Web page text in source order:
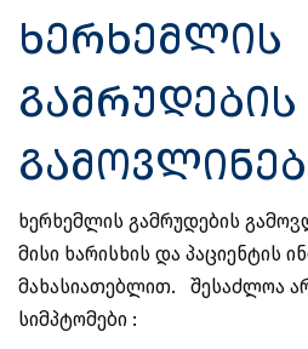
ხერხემლის
გამრუდების
ხერხემლის გამრუდების
მისი ხარისხის და პაციენტის
მახასიათებლით. შესაძლოა
სიმპტომები :